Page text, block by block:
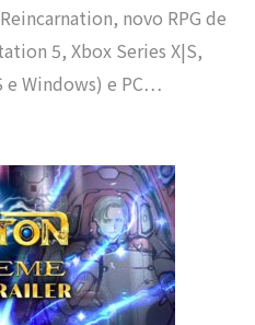
novo RPG de
5, Xbox Series X|S,
e Windows) e PC…